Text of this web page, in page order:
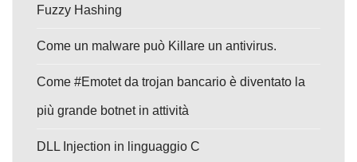
Fuzzy Hashing
Come un malware può Killare un antivirus.
Come #Emotet da trojan bancario è diventato la
più grande botnet in attività
DLL Injection in linguaggio C